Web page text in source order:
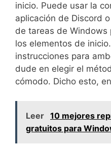
inicio. Puede usar la
aplicación de Discord
de tareas de Windows
los elementos de
instrucciones para
dude en elegir el
cómodo. Dicho esto,
Leer 10 mejores
gratuitos para